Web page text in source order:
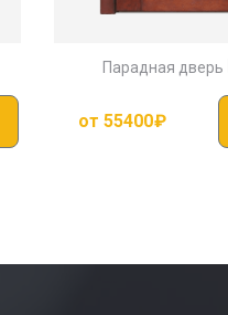
Парадная дверь
от 55400₽